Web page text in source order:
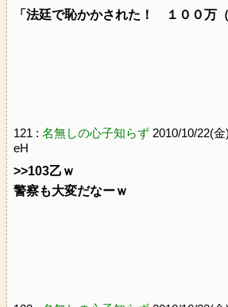
「法廷で恥かかされた！ １００万
121 : 名無しの心子知らず 2010/10/22(
eH
>>103乙ｗ
警察も大変だなーｗ